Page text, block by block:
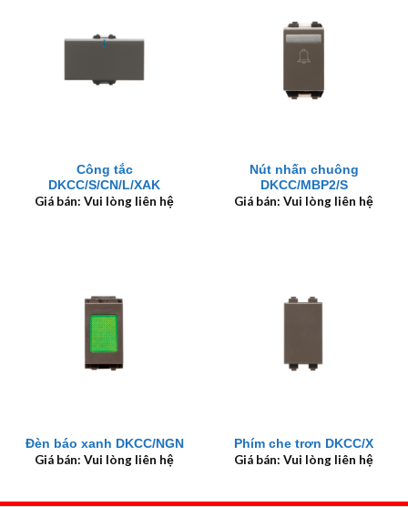
Công tắc
DKCC/S/CN/L/XAK
Giá bán: Vui lòng liên hệ
Nút nhấn chuông
DKCC/MBP2/S
Giá bán: Vui lòng liên hệ
Đèn báo xanh DKCC/NGN
Giá bán: Vui lòng liên hệ
Phím che trơn DKCC/X
Giá bán: Vui lòng liên hệ